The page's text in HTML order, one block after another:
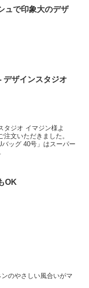
ュで印象大のデザ
デザインスタジオ
タジオ イマジン様よ
文いただきました。
ッグ 40号」はスーパー
OK
のやさしい風合いがマ